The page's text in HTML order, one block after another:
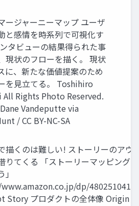
ージャーニーマップ ユーザ
と感情を時系列で可視化す
タビューの結果得られた事
現状のフローを描く。 現状
に、新たな価値提案のため
を⾒⽴てる。 Toshihiro
Rights Photo Reserved.
Vandeputte via
/ CC BY-NC-SA
描くのは難しい! ストーリーのアウ
りてくる 「ストーリーマッピング
dp/4802510411/
Story プロダクトの全体像 Origin